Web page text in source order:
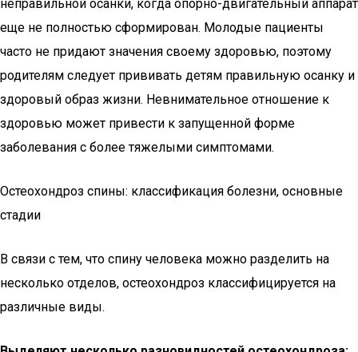
неправильной осанки, когда опорно-двигательный аппарат
еще не полностью сформирован. Молодые пациенты
часто не придают значения своему здоровью, поэтому
родителям следует прививать детям правильную осанку и
здоровый образ жизни. Невнимательное отношение к
здоровью может привести к запущенной форме
заболевания с более тяжелыми симптомами.
Остеохондроз спины: классификация болезни, основные
стадии
В связи с тем, что спину человека можно разделить на
несколько отделов, остеохондроз классифицируется на
различные виды.